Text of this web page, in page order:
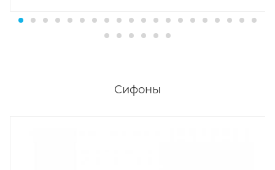
Сифоны